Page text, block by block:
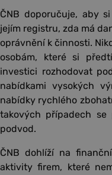
ČNB doporučuje, aby
jejím registru, zda má
oprávnění k činnosti.
osobám, které si
investici rozhodovat
nabídkami vysokých
nabídky rychlého
takových případech
podvod.
ČNB dohlíží na
aktivity firem, které